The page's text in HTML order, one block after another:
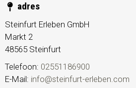
adres
Steinfurt Erleben GmbH
Markt 2
48565 Steinfurt
Telefoon: 02551186900
E-Mail: info@steinfurt-erleben.com